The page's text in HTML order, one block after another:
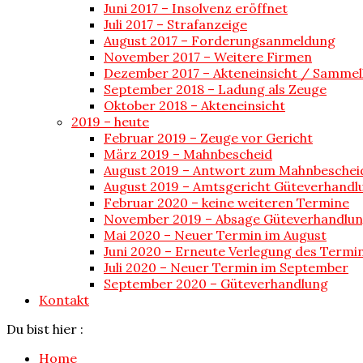
Juni 2017 – Insolvenz eröffnet
Juli 2017 – Strafanzeige
August 2017 – Forderungsanmeldung
November 2017 – Weitere Firmen
Dezember 2017 – Akteneinsicht /
September 2018 – Ladung als Zeuge
Oktober 2018 – Akteneinsicht
2019 – heute
Februar 2019 – Zeuge vor Gericht
März 2019 – Mahnbescheid
August 2019 – Antwort zum
August 2019 – Amtsgericht
Februar 2020 – keine weiteren Termine
November 2019 – Absage
Mai 2020 – Neuer Termin im August
Juni 2020 – Erneute Verlegung des
Juli 2020 – Neuer Termin im September
September 2020 – Güteverhandlung
Kontakt
Du bist hier :
Home